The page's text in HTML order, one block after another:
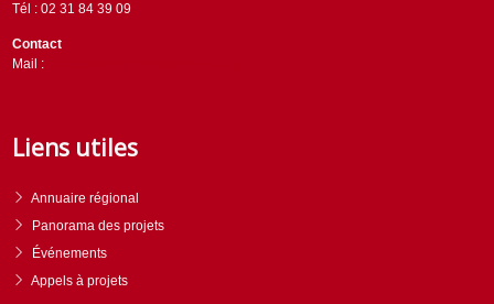
Tél : 02 31 84 39 09
Contact
Mail :
Liens utiles
Annuaire régional
Panorama des projets
Événements
Appels à projets